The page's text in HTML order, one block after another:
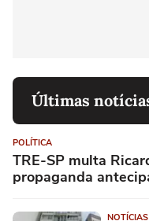
Últimas
POLÍTICA
TRE-SP multa
propaganda
NOTÍCIAS